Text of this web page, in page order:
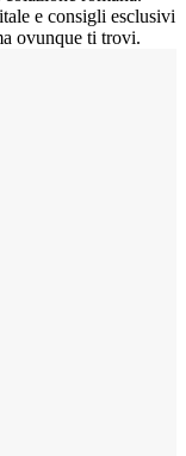
e consigli esclusivi
ovunque ti trovi.